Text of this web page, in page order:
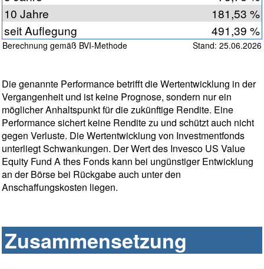
10 Jahre
181,53 %
seit Auflegung
491,39 %
Berechnung gemäß BVI-Methode Stand: 25.06.2026
Die genannte Performance betrifft die Wertentwicklung in der
Vergangenheit und ist keine Prognose, sondern nur ein
möglicher Anhaltspunkt für die zukünftige Rendite. Eine
Performance sichert keine Rendite zu und schützt auch nicht
gegen Verluste. Die Wertentwicklung von Investmentfonds
unterliegt Schwankungen. Der Wert des Invesco US Value
Equity Fund A thes Fonds kann bei ungünstiger Entwicklung
an der Börse bei Rückgabe auch unter den
Anschaffungskosten liegen.
Zusammensetzung